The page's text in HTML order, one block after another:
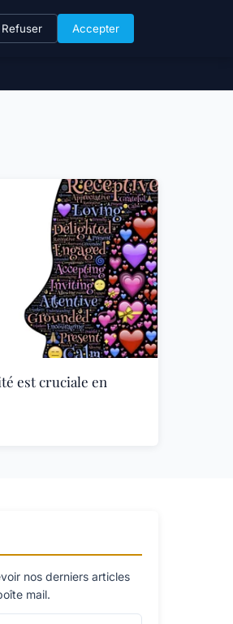
est cruciale en
nos derniers articles
mail.
Refuser Accepter